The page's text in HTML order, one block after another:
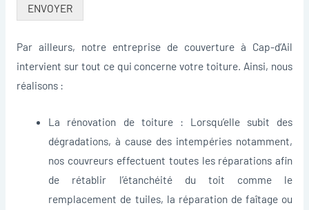
ENVOYER
Par ailleurs, notre entreprise de couverture à Cap-d’Ail
intervient sur tout ce qui concerne votre toiture. Ainsi, nous
réalisons :
La rénovation de toiture : Lorsqu’elle subit des
dégradations, à cause des intempéries notamment,
nos couvreurs effectuent toutes les réparations afin
de rétablir l’étanchéité du toit comme le
remplacement de tuiles, la réparation de faîtage ou